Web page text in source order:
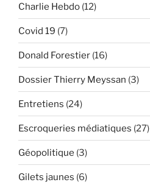
Charlie Hebdo (12)
Covid 19 (7)
Donald Forestier (16)
Dossier Thierry Meyssan (3)
Entretiens (24)
Escroqueries médiatiques (27)
Géopolitique (3)
Gilets jaunes (6)